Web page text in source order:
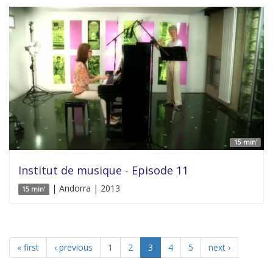
15 min'
Institut de musique - Episode 11
15 min' | Andorra | 2013
« first ‹ previous 1 2 3 4 5
next ›